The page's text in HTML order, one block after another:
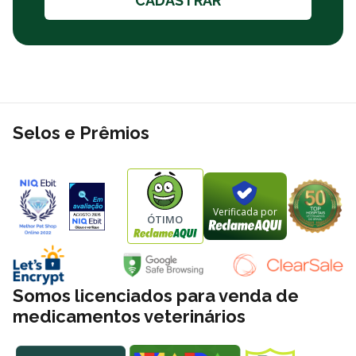
GranPlus Menu: Nutrição
Personalizada para Todos os
Momentos
Selos e Prêmios
ÓTIMO Verificada por
Somos licenciados para venda de
medicamentos veterinários